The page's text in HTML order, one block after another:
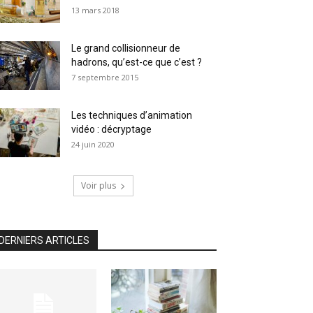
13 mars 2018
Le grand collisionneur de
hadrons, qu’est-ce que c’est ?
7 septembre 2015
Les techniques d’animation
vidéo : décryptage
24 juin 2020
Voir plus
ARTICLES